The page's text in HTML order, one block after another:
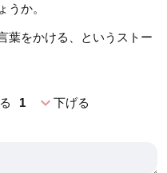
うか。
葉をかける、というストー
1 expand_more下げる